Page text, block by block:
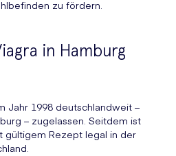
zu fördern.
in Hamburg
Jahr 1998 deutschlandweit –
– zugelassen. Seitdem ist
gültigem Rezept legal in der